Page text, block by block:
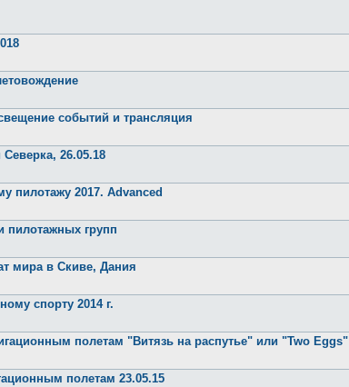
событий и трансляция
26.05.18
пилотажу 2017. Advanced
пилотажных групп
мира в Скиве, Дания
спорту 2014 г.
полетам "Витязь на распутье" или "Two Eggs"
полетам 23.05.15